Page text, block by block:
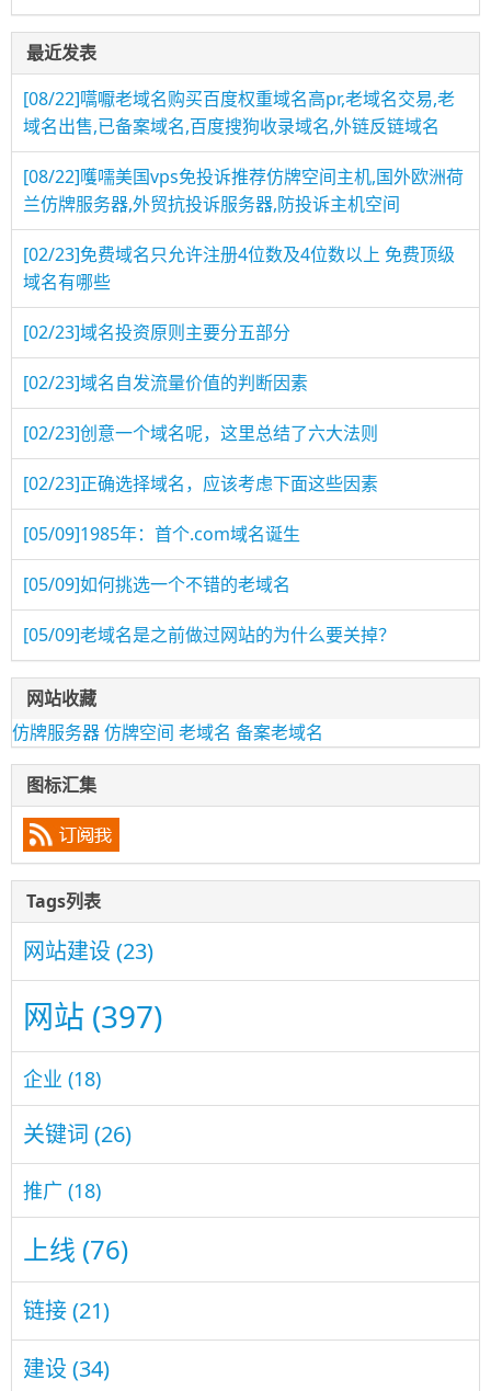
最近发表
[08/22]嚆嚈老域名购买百度权重域名高pr,老域名交易,老
域名出售,已备案域名,百度搜狗收录域名,外链反链域名
[08/22]嚄嚅美国vps免投诉推荐仿牌空间主机,国外欧洲荷
兰仿牌服务器,外贸抗投诉服务器,防投诉主机空间
[02/23]免费域名只允许注册4位数及4位数以上 免费顶级
域名有哪些
[02/23]域名投资原则主要分五部分
[02/23]域名自发流量价值的判断因素
[02/23]创意一个域名呢，这里总结了六大法则
[02/23]正确选择域名，应该考虑下面这些因素
[05/09]1985年：首个.com域名诞生
[05/09]如何挑选一个不错的老域名
[05/09]老域名是之前做过网站的为什么要关掉？
网站收藏
仿牌服务器仿牌空间 老域名 备案老域名
图标汇集
Tags列表
网站建设 (23)
网站 (397)
企业 (18)
关键词 (26)
推广 (18)
上线 (76)
链接(21)
建设 (34)